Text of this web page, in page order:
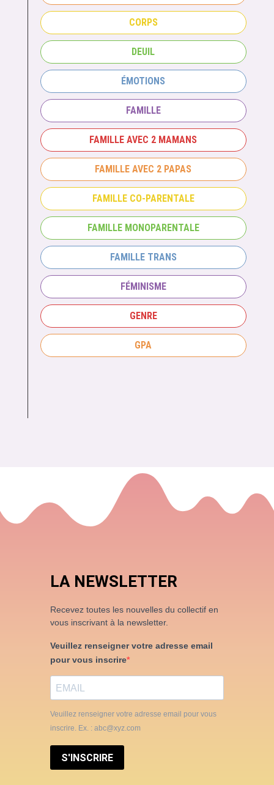
CORPS
DEUIL
ÉMOTIONS
FAMILLE
FAMILLE AVEC 2 MAMANS
FAMILLE AVEC 2 PAPAS
FAMILLE CO-PARENTALE
FAMILLE MONOPARENTALE
FAMILLE TRANS
FÉMINISME
GENRE
GPA
LA NEWSLETTER
Recevez toutes les nouvelles du collectif en
vous inscrivant à la newsletter.
Veuillez renseigner votre adresse email
pour vous inscrire
Veuillez renseigner votre adresse email pour vous
inscrire. Ex. : abc@xyz.com
S'INSCRIRE